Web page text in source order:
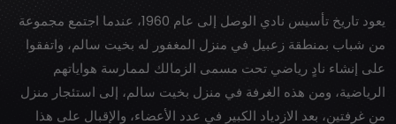
يعود تاريخ تأسيس نادي الوصل إلى عام 1960، عندما اجتمع مجموعة
من شباب بمنطقة زعبيل في منزل المغفور له بخيت سالم، واتفقوا
على إنشاء نادٍ رياضي تحت مسمى الزمالك لممارسة هواياتهم
الرياضية، ومن هذه الغرفة في منزل بخيت سالم، إلى استئجار منزل
من غرفتين، بعد الازدياد الكبير في عدد الأعضاء، والإقبال على هذا